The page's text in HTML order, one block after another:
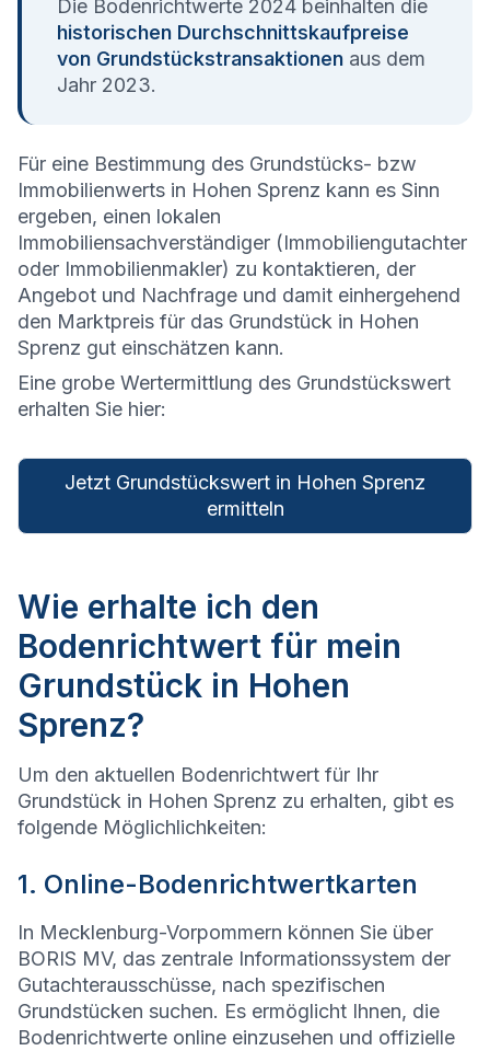
Die Bodenrichtwerte 2024 beinhalten die
historischen Durchschnittskaufpreise
von Grundstückstransaktionen aus dem
Jahr 2023.
Für eine Bestimmung des Grundstücks- bzw
Immobilienwerts in Hohen Sprenz kann es Sinn
ergeben, einen lokalen
Immobiliensachverständiger (Immobiliengutachter
oder Immobilienmakler) zu kontaktieren, der
Angebot und Nachfrage und damit einhergehend
den Marktpreis für das Grundstück in Hohen
Sprenz gut einschätzen kann.
Eine grobe Wertermittlung des Grundstückswert
erhalten Sie hier:
Jetzt Grundstückswert in Hohen Sprenz
ermitteln
Wie erhalte ich den
Bodenrichtwert für mein
Grundstück in Hohen
Sprenz?
Um den aktuellen Bodenrichtwert für Ihr
Grundstück in Hohen Sprenz zu erhalten, gibt es
folgende Möglichlichkeiten:
1. Online-Bodenrichtwertkarten
In Mecklenburg-Vorpommern können Sie über
BORIS MV, das zentrale Informationssystem der
Gutachterausschüsse, nach spezifischen
Grundstücken suchen. Es ermöglicht Ihnen, die
Bodenrichtwerte online einzusehen und offizielle